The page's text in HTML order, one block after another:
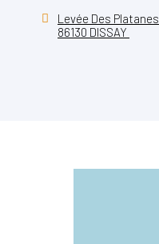
Levée Des Platanes
86130 DISSAY